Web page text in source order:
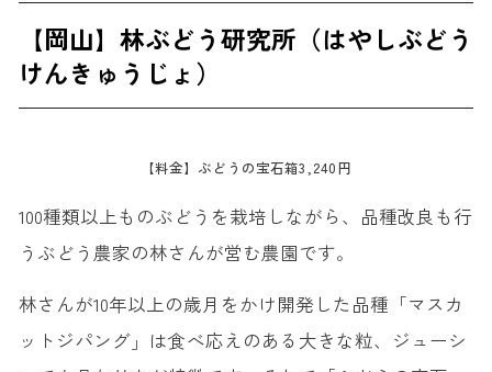
【岡山】林ぶどう研究所（はやしぶどう
けんきゅうじょ）
【料金】ぶどうの宝石箱3,240円
100種類以上ものぶどうを栽培しながら、品種改良も行
うぶどう農家の林さんが営む農園です。
林さんが10年以上の歳月をかけ開発した品種「マスカ
ットジパング」は食べ応えのある大きな粒、ジューシ